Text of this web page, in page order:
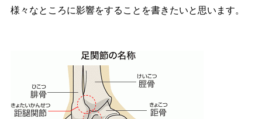
様々なところに影響をすることを書きたいと思います。